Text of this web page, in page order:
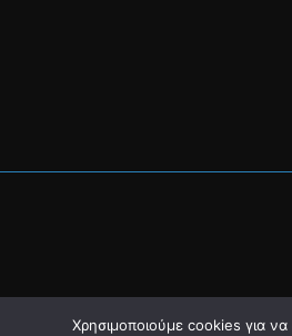
Χρησιμοποιούμε cookies για